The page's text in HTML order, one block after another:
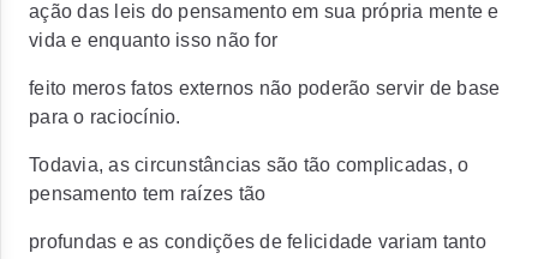
ação das leis do pensamento em sua própria mente e
vida e enquanto isso não for
feito meros fatos externos não poderão servir de base
para o raciocínio.
Todavia, as circunstâncias são tão complicadas, o
pensamento tem raízes tão
profundas e as condições de felicidade variam tanto